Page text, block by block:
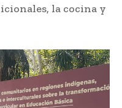
la cocina y